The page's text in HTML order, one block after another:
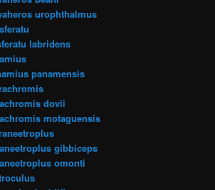
urophthalmus
labridens
panamensis
dovii
motaguensis
gibbiceps
omonti